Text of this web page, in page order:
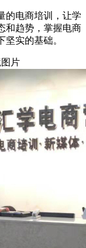
的电商培训，让学
和趋势，掌握电商
实的基础。
片